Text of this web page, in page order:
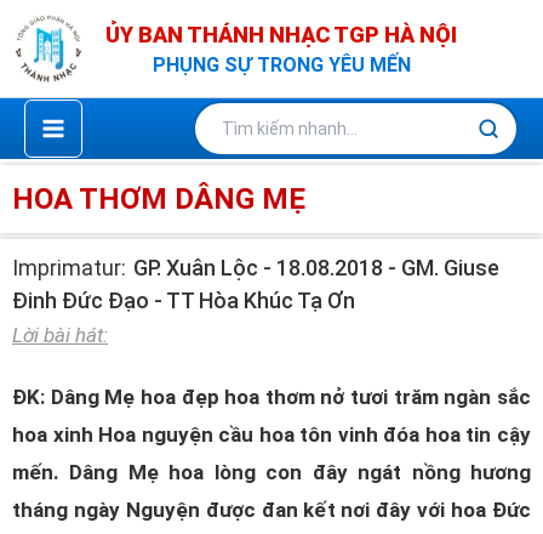
Nhảy
tới
nội
dung
ỦY BAN THÁNH NHẠC TGP HÀ NỘI
PHỤNG SỰ TRONG YÊU MẾN
HOA THƠM DÂNG MẸ
Imprimatur: GP. Xuân Lộc - 18.08.2018 - GM. Giuse
Đinh Đức Đạo - TT Hòa Khúc Tạ Ơn
Lời bài hát:
ĐK: Dâng Mẹ hoa đẹp hoa thơm nở tươi trăm ngàn sắc
hoa xinh Hoa nguyện cầu hoa tôn vinh đóa hoa tin cậy
mến. Dâng Mẹ hoa lòng con đây ngát nồng hương
tháng ngày Nguyện được đan kết nơi đây với hoa Đức